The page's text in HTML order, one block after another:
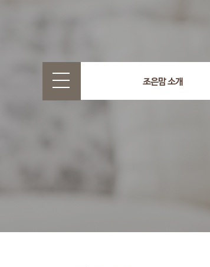
조은맘 소개
select wr_id, wr_subject from